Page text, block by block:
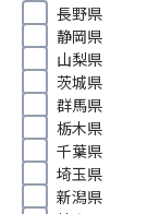
長野県
静岡県
山梨県
茨城県
群馬県
栃木県
千葉県
埼玉県
新潟県